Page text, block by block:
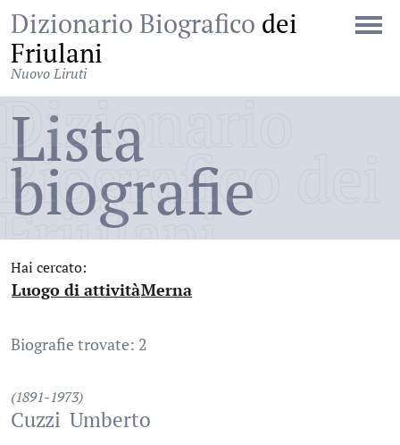
Dizionario Biografico dei
Friulani
Nuovo Liruti
Dizionario
Biografico dei
Friulani
Lista
biografie
Hai cercato:
Luogo di attività
:Merna
Biografie trovate: 2
(1891-1973)
Cuzzi Umberto